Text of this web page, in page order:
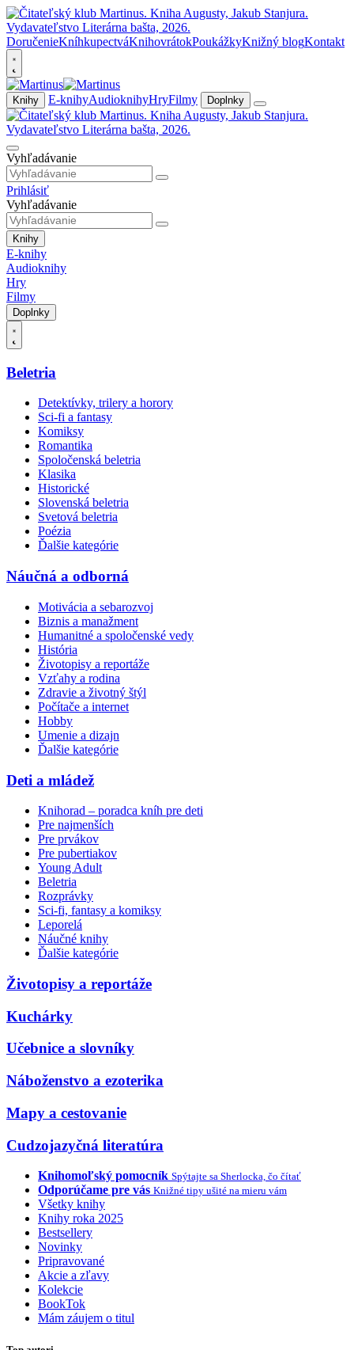
DoručenieKníhkupectváKnihovrátokPoukážkyKnižný blogKontakt
Knihy E-knihyAudioknihyHryFilmy Doplnky
Vyhľadávanie
Prihlásiť
Vyhľadávanie
Knihy
E-knihy
Audioknihy
Hry
Filmy
Doplnky
Beletria
Detektívky, trilery a horory
Sci-fi a fantasy
Komiksy
Romantika
Spoločenská beletria
Klasika
Historické
Slovenská beletria
Svetová beletria
Poézia
Ďalšie kategórie
Náučná a odborná
Motivácia a sebarozvoj
Biznis a manažment
Humanitné a spoločenské vedy
História
Životopisy a reportáže
Vzťahy a rodina
Zdravie a životný štýl
Počítače a internet
Hobby
Umenie a dizajn
Ďalšie kategórie
Deti a mládež
Knihorad – poradca kníh pre deti
Pre najmenších
Pre prvákov
Pre pubertiakov
Young Adult
Beletria
Rozprávky
Sci-fi, fantasy a komiksy
Leporelá
Náučné knihy
Ďalšie kategórie
Životopisy a reportáže
Kuchárky
Učebnice a slovníky
Náboženstvo a ezoterika
Mapy a cestovanie
Cudzojazyčná literatúra
Knihomoľský pomocník Spýtajte sa Sherlocka, čo čítať
Odporúčame pre vás Knižné tipy ušité na mieru vám
Všetky knihy
Knihy roka 2025
Bestsellery
Novinky
Pripravované
Akcie a zľavy
Kolekcie
BookTok
Mám záujem o titul